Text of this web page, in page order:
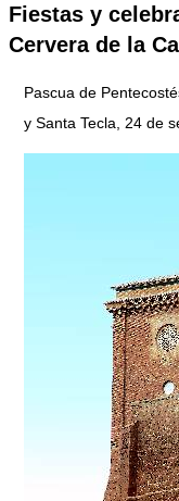
Fiestas y
Cervera de la
Pascua de
y Santa Tecla, 24 de